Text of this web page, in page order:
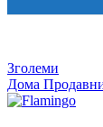
Зголеми
Дома